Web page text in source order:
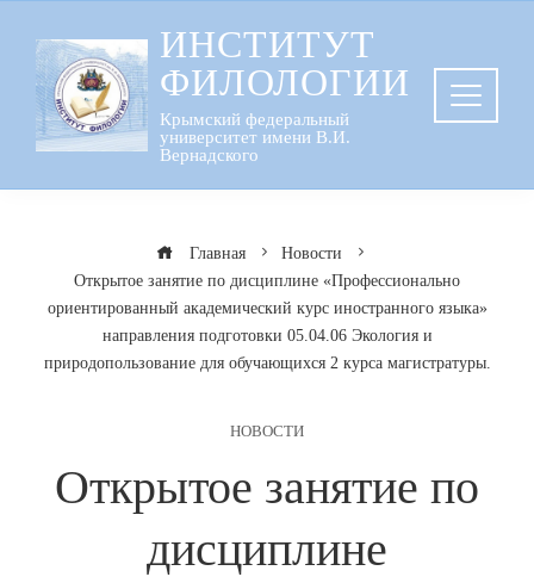
содержанию
ИНСТИТУТ
ФИЛОЛОГИИ
Крымский федеральный
университет имени В.И.
Вернадского
Главная
Новости
Открытое занятие по дисциплине «Профессионально
ориентированный академический курс иностранного языка»
направления подготовки 05.04.06 Экология и
природопользование для обучающихся 2 курса магистратуры.
НОВОСТИ
Открытое занятие по
дисциплине